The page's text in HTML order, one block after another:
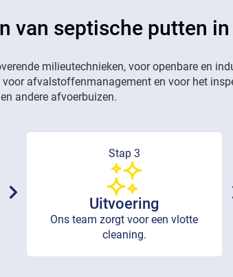
van septische putten
milieutechnieken, voor openbare en
afvalstoffenmanagement en voor het
andere afvoerbuizen.
Stap 3
Uitvoering
Ons team zorgt voor een vlotte
cleaning.